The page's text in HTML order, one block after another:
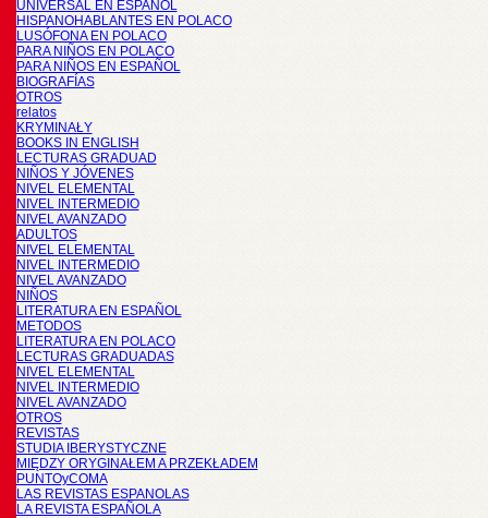
UNIVERSAL EN ESPAÑOL
HISPANOHABLANTES EN POLACO
LUSÓFONA EN POLACO
PARA NIÑOS EN POLACO
PARA NIÑOS EN ESPAÑOL
BIOGRAFÍAS
OTROS
relatos
KRYMINAŁY
BOOKS IN ENGLISH
LECTURAS GRADUAD
NIÑOS Y JÓVENES
NIVEL ELEMENTAL
NIVEL INTERMEDIO
NIVEL AVANZADO
ADULTOS
NIVEL ELEMENTAL
NIVEL INTERMEDIO
NIVEL AVANZADO
NIÑOS
LITERATURA EN ESPAÑOL
METODOS
LITERATURA EN POLACO
LECTURAS GRADUADAS
NIVEL ELEMENTAL
NIVEL INTERMEDIO
NIVEL AVANZADO
OTROS
REVISTAS
STUDIA IBERYSTYCZNE
MIĘDZY ORYGINAŁEM A PRZEKŁADEM
PUNTOyCOMA
LAS REVISTAS ESPANOLAS
LA REVISTA ESPAÑOLA